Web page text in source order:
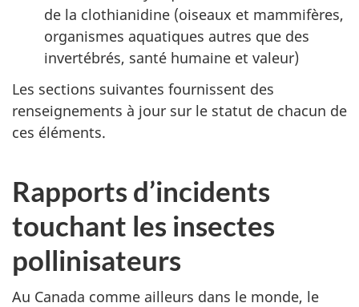
de la clothianidine (oiseaux et mammifères,
organismes aquatiques autres que des
invertébrés, santé humaine et valeur)
Les sections suivantes fournissent des
renseignements à jour sur le statut de chacun de
ces éléments.
Rapports d’incidents
touchant les insectes
pollinisateurs
Au Canada comme ailleurs dans le monde, le